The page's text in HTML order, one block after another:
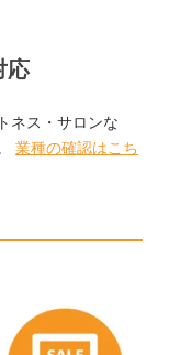
応
ネス・サロンな
業種の確認はこち